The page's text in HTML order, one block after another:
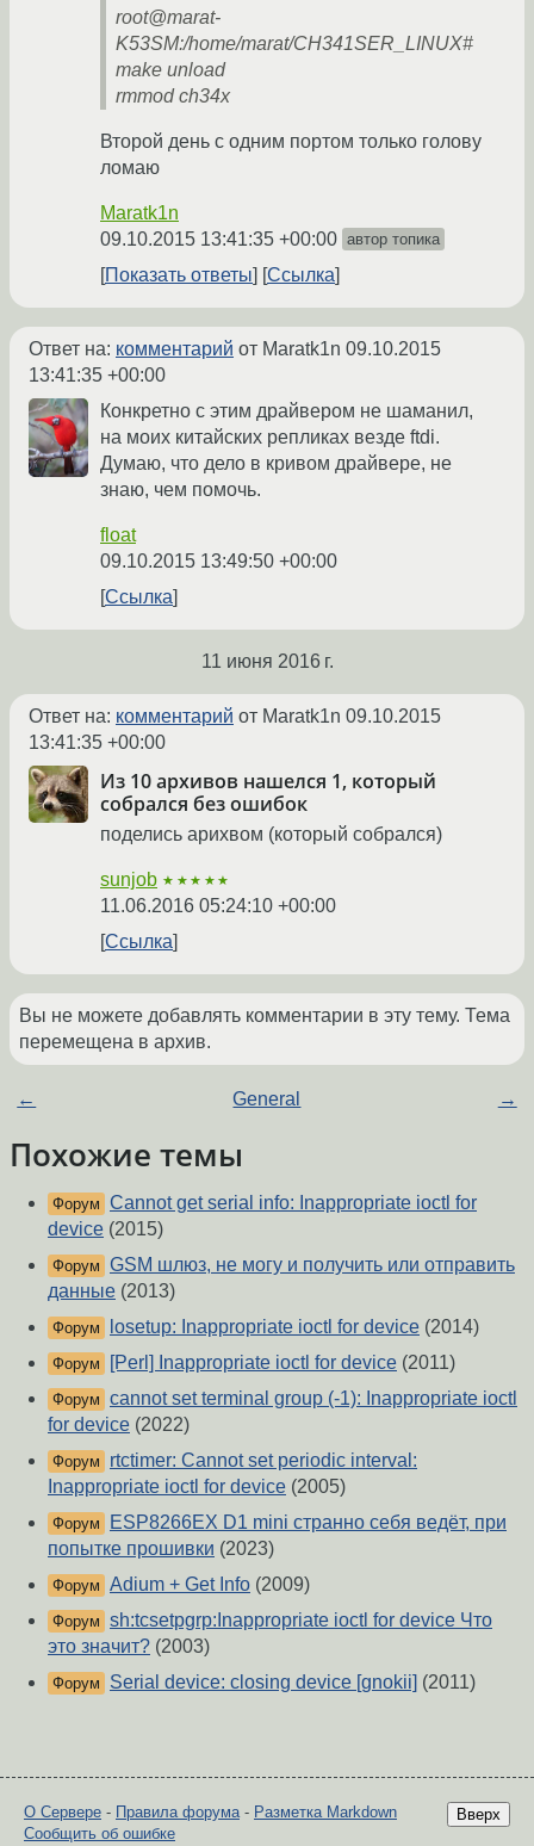
root@marat-
K53SM:/home/marat/CH341SER_LINUX#
make unload
rmmod ch34x
Второй день с одним портом только голову
ломаю
Maratk1n
09.10.2015 13:41:35 +00:00 автор топика
Показать ответы Ссылка
Ответ на: комментарий от Maratk1n 09.10.2015
13:41:35 +00:00
Конкретно с этим драйвером не шаманил,
на моих китайских репликах везде ftdi.
Думаю, что дело в кривом драйвере, не
знаю, чем помочь.
float
09.10.2015 13:49:50 +00:00
Ссылка
11 июня 2016 г.
Ответ на: комментарий от Maratk1n 09.10.2015
13:41:35 +00:00
Из 10 архивов нашелся 1, который
собрался без ошибок
поделись арихвом (который собрался)
sunjob ★★★★★
11.06.2016 05:24:10 +00:00
Ссылка
Вы не можете добавлять комментарии в эту тему. Тема
перемещена в архив.
← General →
Похожие темы
Форум Cannot get serial info: Inappropriate ioctl for
device (2015)
Форум GSM шлюз, не могу и получить или отправить
данные (2013)
Форум losetup: Inappropriate ioctl for device (2014)
Форум [Perl] Inappropriate ioctl for device (2011)
Форум cannot set terminal group (-1): Inappropriate ioctl
for device (2022)
Форум
rtctimer: Cannot set periodic interval:
Inappropriate ioctl for device (2005)
Форум
ESP8266EX D1 mini странно себя ведёт, при
попытке прошивки (2023)
Форум Adium + Get Info (2009)
Форум sh:tcsetpgrp:Inappropriate ioctl for device Что
это значит? (2003)
Форум Serial device: closing device [gnokii] (2011)
Вверх
О Сервере - Правила форума - Разметка Markdown
Сообщить об ошибке